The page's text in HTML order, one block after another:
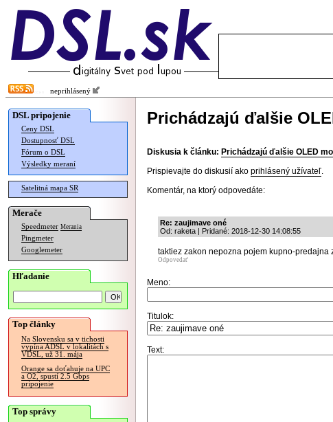
neprihlásený
DSL pripojenie
Ceny DSL
Dostupnosť DSL
Fórum o DSL
Výsledky meraní
Satelitná mapa SR
Merače
Speedmeter Merania
Pingmeter
Googlemeter
Hľadanie
Top články
Na Slovensku sa v tichosti
vypína ADSL v lokalitách s
VDSL, už 31. mája
Orange sa doťahuje na UPC
a O2, spustí 2.5 Gbps
pripojenie
Top správy
Prichádzajú ďalšie
Diskusia k článku: Prichádzajú ďalšie OLED
Prispievajte do diskusií ako prihlásený užívateľ.
Komentár, na ktorý odpovedáte:
Re: zaujimave oné
Od: raketa | Pridané: 2018-12-30 14:08:55
taktiez zakon nepozna pojem kupno-predajna
Odpovedať
Meno:
Titulok:
Text: